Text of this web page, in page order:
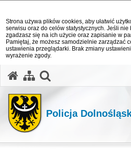
Strona używa plików cookies, aby ułatwić
serwisu oraz do celów statystycznych. Jeśli nie
zgadzasz się na ich użycie oraz zapisanie w
Pamiętaj, że możesz samodzielnie zarządzać
ustawienia przeglądarki. Brak zmiany
wyrażenie zgody.
Policja